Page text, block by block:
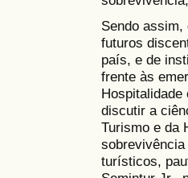
Sendo
futuros
país, e de
frente às
Hospitalidade
discutir a
Turismo e da
turísticos,